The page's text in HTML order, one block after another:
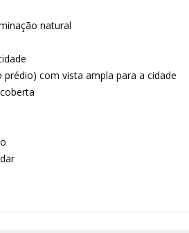
natural
com vista ampla para a cidade